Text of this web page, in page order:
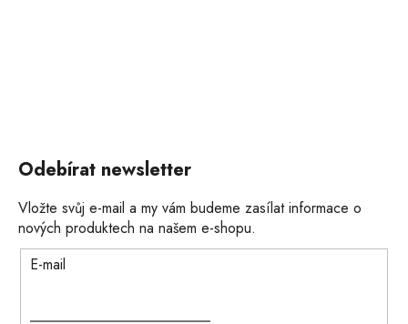
Odebírat newsletter
Vložte svůj e-mail a my vám budeme zasílat informace o
nových produktech na našem e-shopu.
E-mail